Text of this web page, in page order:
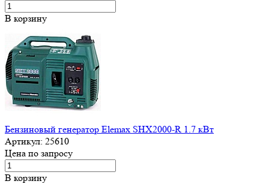
В корзину
Бензиновый генератор Elemax SHX2000-R 1.7 кВт
Артикул: 25610
Цена по запросу
В корзину